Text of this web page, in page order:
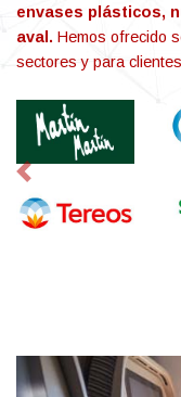
envases plásticos,
aval. Hemos ofrecido
sectores y para
Previous